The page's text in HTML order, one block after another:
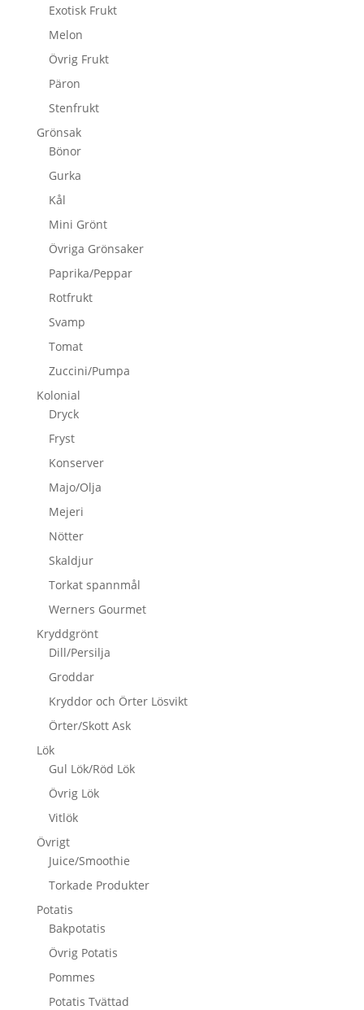
Exotisk Frukt
Melon
Övrig Frukt
Päron
Stenfrukt
Grönsak
Bönor
Gurka
Kål
Mini Grönt
Övriga Grönsaker
Paprika/Peppar
Rotfrukt
Svamp
Tomat
Zuccini/Pumpa
Kolonial
Dryck
Fryst
Konserver
Majo/Olja
Mejeri
Nötter
Skaldjur
Torkat spannmål
Werners Gourmet
Kryddgrönt
Dill/Persilja
Groddar
Kryddor och Örter Lösvikt
Örter/Skott Ask
Lök
Gul Lök/Röd Lök
Övrig Lök
Vitlök
Övrigt
Juice/Smoothie
Torkade Produkter
Potatis
Bakpotatis
Övrig Potatis
Pommes
Potatis Tvättad